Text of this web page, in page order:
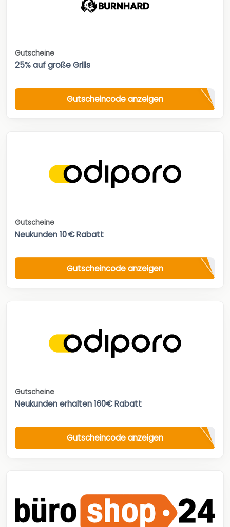
Gutscheine
25% auf große Grills
Gutscheincode anzeigen
Gutscheine
Neukunden 10 € Rabatt
Gutscheincode anzeigen
Gutscheine
Neukunden erhalten 160€ Rabatt
Gutscheincode anzeigen